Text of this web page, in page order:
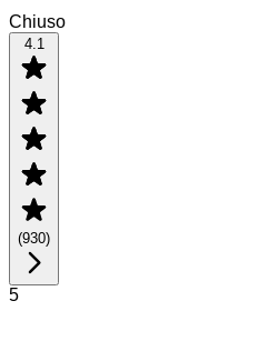
Chiuso
4.1
(930)
5